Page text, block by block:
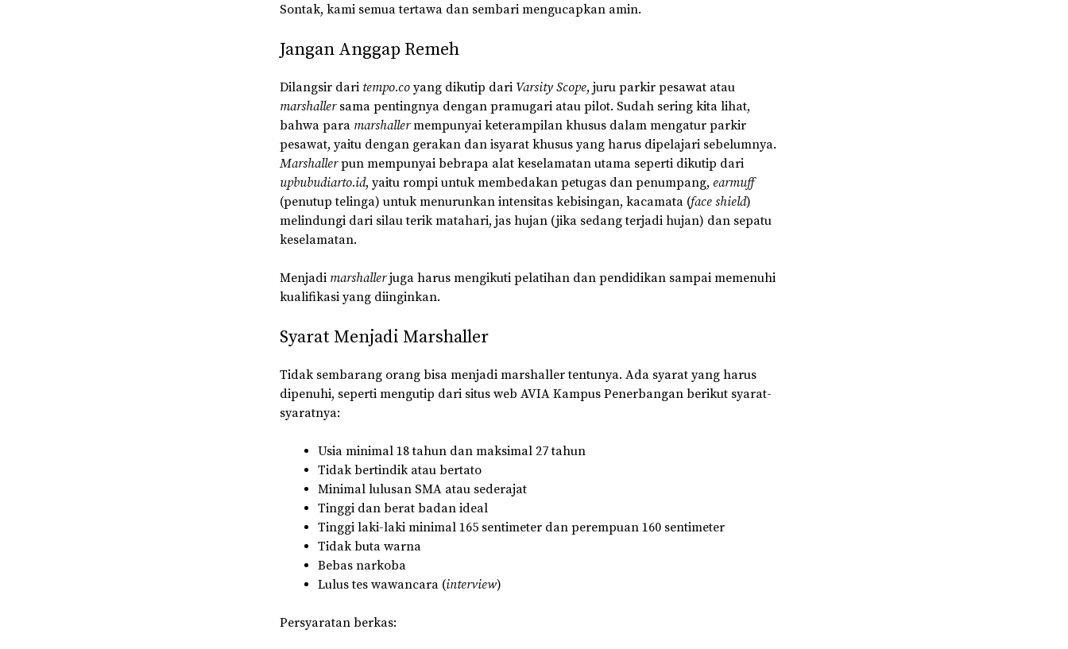
Sontak, kami semua tertawa dan sembari mengucapkan amin.
Jangan Anggap Remeh
Dilangsir dari tempo.co yang dikutip dari Varsity Scope, juru parkir pesawat atau
marshaller sama pentingnya dengan pramugari atau pilot. Sudah sering kita lihat,
bahwa para marshallermempunyai keterampilan khusus dalam mengatur parkir
pesawat, yaitu dengan gerakan dan isyarat khusus yang harus dipelajari sebelumnya.
Marshallerpun mempunyai bebrapa alat keselamatan utama seperti dikutip dari
upbubudiarto.id, yaitu rompi untuk membedakan petugas dan penumpang, earmuff
(penutup telinga) untuk menurunkan intensitas kebisingan, kacamata (face shield)
melindungi dari silau terik matahari, jas hujan (jika sedang terjadi hujan) dan sepatu
keselamatan.
Menjadi marshallerjuga harus mengikuti pelatihan dan pendidikan sampai memenuhi
kualifikasi yang diinginkan.
Syarat Menjadi Marshaller
Tidak sembarang orang bisa menjadi marshaller tentunya. Ada syarat yang harus
dipenuhi, seperti mengutip dari situs web AVIA Kampus Penerbangan berikut syarat-
syaratnya:
Usia minimal 18 tahun dan maksimal 27 tahun
Tidak bertindik atau bertato
Minimal lulusan SMA atau sederajat
Tinggi dan berat badan ideal
Tinggi laki-laki minimal 165 sentimeter dan perempuan 160 sentimeter
Tidak buta warna
Bebas narkoba
Lulus tes wawancara (interview)
Persyaratan berkas: